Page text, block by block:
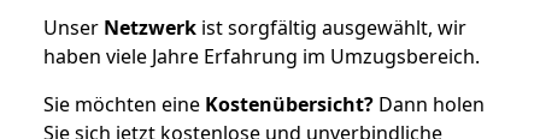
Unser Netzwerk ist sorgfältig ausgewählt, wir
haben viele Jahre Erfahrung im Umzugsbereich.
Sie möchten eine Kostenübersicht? Dann holen
Sie sich jetzt kostenlose und unverbindliche